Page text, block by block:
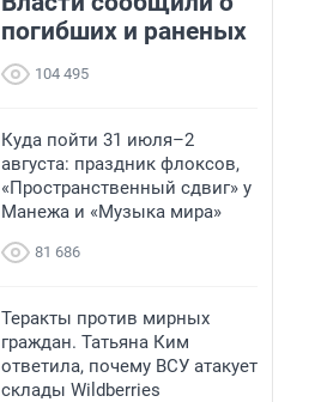
погибших и раненых
104 495
Куда пойти 31 июля–2
августа: праздник флоксов,
«Пространственный сдвиг» у
Манежа и «Музыка мира»
81 686
Теракты против мирных
граждан. Татьяна Ким
ответила, почему ВСУ атакует
склады Wildberries